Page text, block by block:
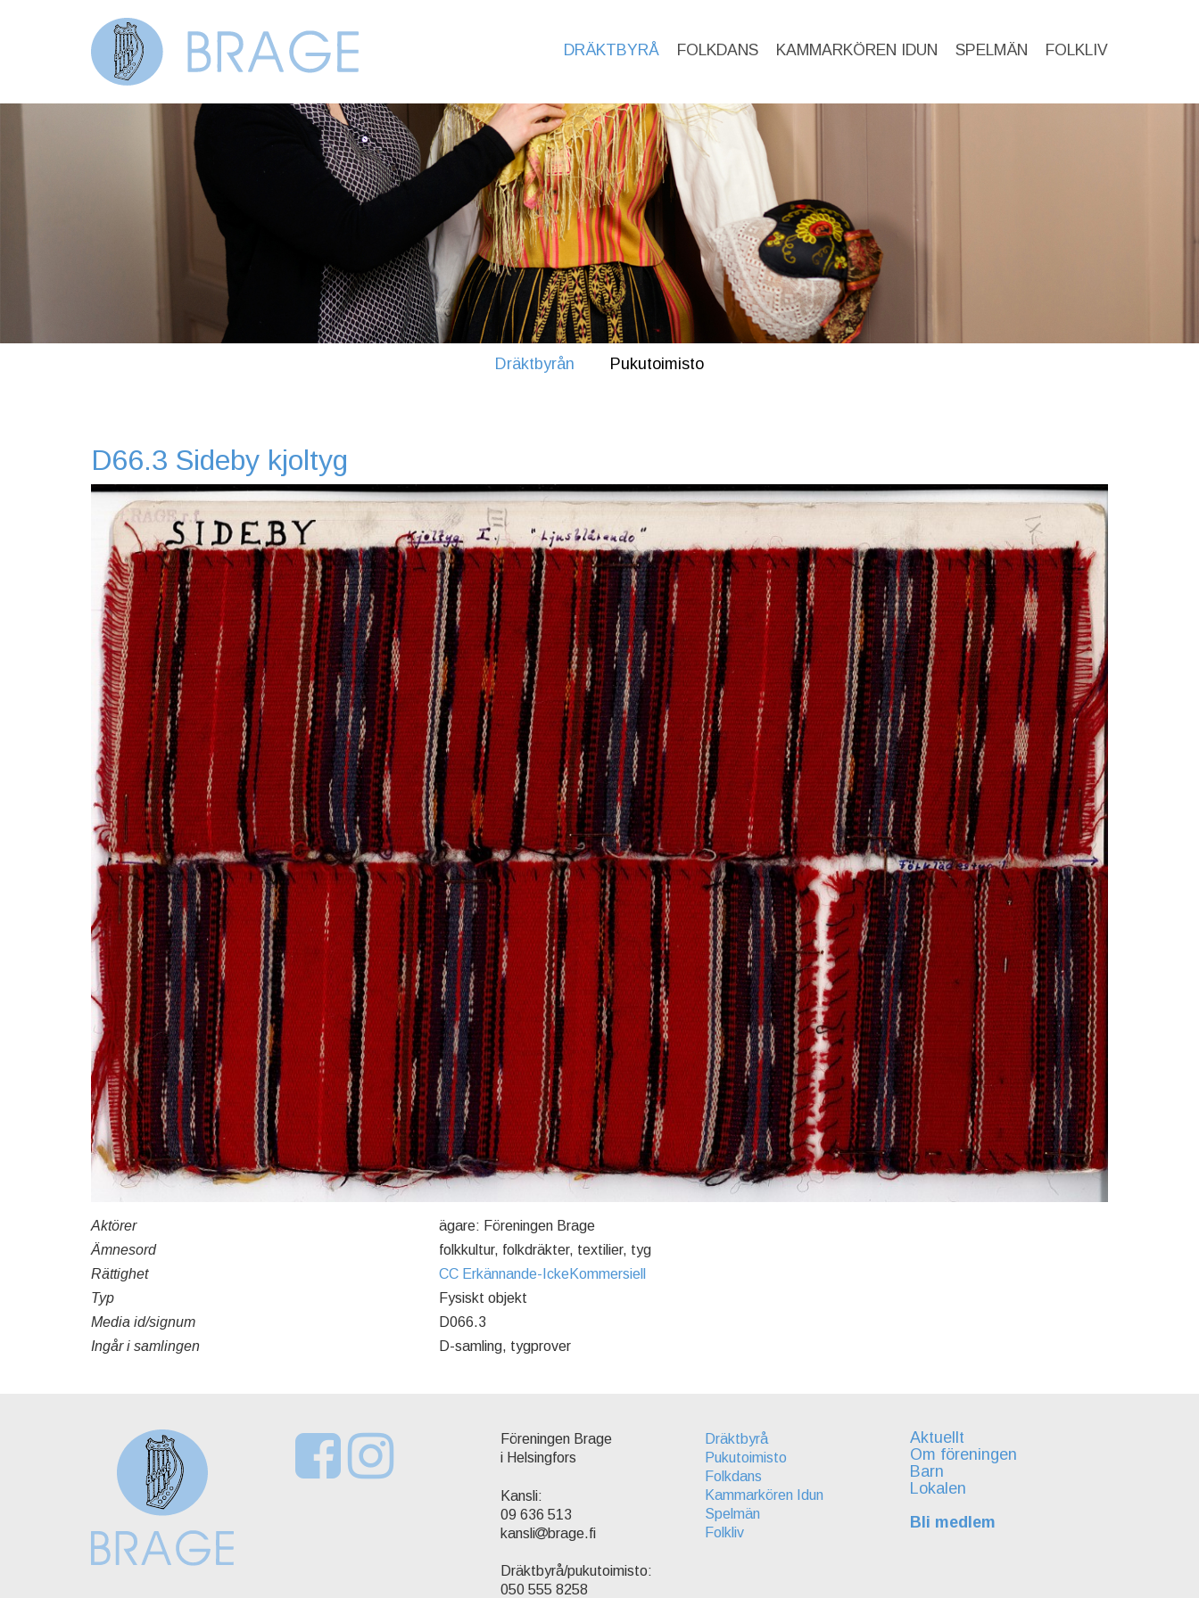
DRÄKTBYRÅ FOLKDANS KAMMARKÖREN IDUN SPELMÄN FOLKLIV
Dräktbyrån Pukutoimisto
D66.3 Sideby kjoltyg
Aktörer
ägare: Föreningen Brage
Ämnesord
folkkultur, folkdräkter, textilier, tyg
Rättighet
CC Erkännande-IckeKommersiell
Typ
Fysiskt objekt
Media id/signum
D066.3
Ingår i samlingen
D-samling, tygprover
Föreningen Brage
i Helsingfors
Kansli:
09 636 513
kansli
brage.fi
Dräktbyrå/pukutoimisto:
050 555 8258
Dräktbyrå
Pukutoimisto
Folkdans
Kammarkören Idun
Spelmän
Folkliv
Aktuellt
Om föreningen
Barn
Lokalen
Bli medlem